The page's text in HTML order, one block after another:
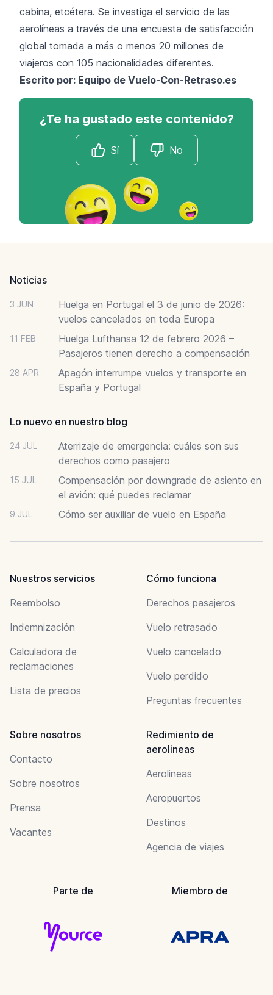
cabina, etcétera. Se investiga el servicio de las
aerolíneas a través de una encuesta de satisfacción
global tomada a más o menos 20 millones de
viajeros con 105 nacionalidades diferentes.
Escrito por: Equipo de Vuelo-Con-Retraso.es
¿Te ha gustado este contenido?
Sí No
Noticias
3 JUN
Huelga en Portugal el 3 de junio de 2026:
vuelos cancelados en toda Europa
11 FEB
Huelga Lufthansa 12 de febrero 2026 –
Pasajeros tienen derecho a compensación
28 APR
Apagón interrumpe vuelos y transporte en
España y Portugal
Lo nuevo en nuestro blog
24 JUL
Aterrizaje de emergencia: cuáles son sus
derechos como pasajero
15 JUL
Compensación por downgrade de asiento en
el avión: qué puedes reclamar
9 JUL Cómo ser auxiliar de vuelo en España
Nuestros servicios
Reembolso
Indemnización
Calculadora de
reclamaciones
Lista de precios
Cómo funciona
Derechos pasajeros
Vuelo retrasado
Vuelo cancelado
Vuelo perdido
Preguntas frecuentes
Sobre nosotros
Contacto
Sobre nosotros
Prensa
Vacantes
Redimiento de
aerolineas
Aerolineas
Aeropuertos
Destinos
Agencia de viajes
Parte de Miembro de